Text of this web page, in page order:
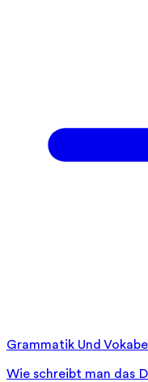
Grammatik Und
Wie schreibt man das